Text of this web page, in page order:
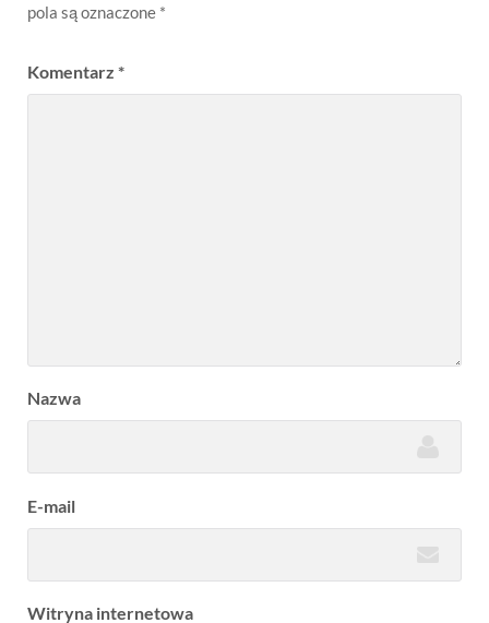
pola są oznaczone *
Komentarz *
Nazwa
E-mail
Witryna internetowa